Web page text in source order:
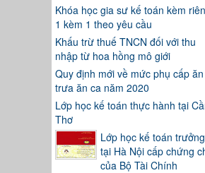
Khóa học gia sư kế toán kèm
1 kèm 1 theo yêu cầu
Khấu trừ thuế TNCN đối với thu
nhập từ hoa hồng mô giới
Quy định mới về mức phụ cấp ăn
trưa ăn ca năm 2020
Lớp học kế toán thực hành tại
Thơ
Lớp học kế toán trưởng
tại Hà Nội cấp chứng
của Bộ Tài Chính